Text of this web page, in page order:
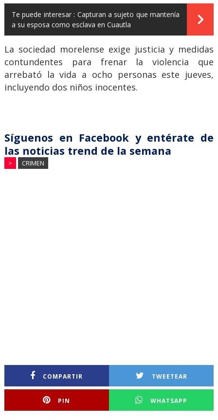
Te puede interesar : Capturan a sujeto que mantenía
a su esposa como esclava en Cuautla
La sociedad morelense exige justicia y medidas
contundentes para frenar la violencia que
arrebató la vida a ocho personas este jueves,
incluyendo dos niños inocentes.
Síguenos en Facebook y entérate de
las noticias trend de la semana
> CRIMEN
COMPARTIR TWEETEAR
PIN WHATSAPP